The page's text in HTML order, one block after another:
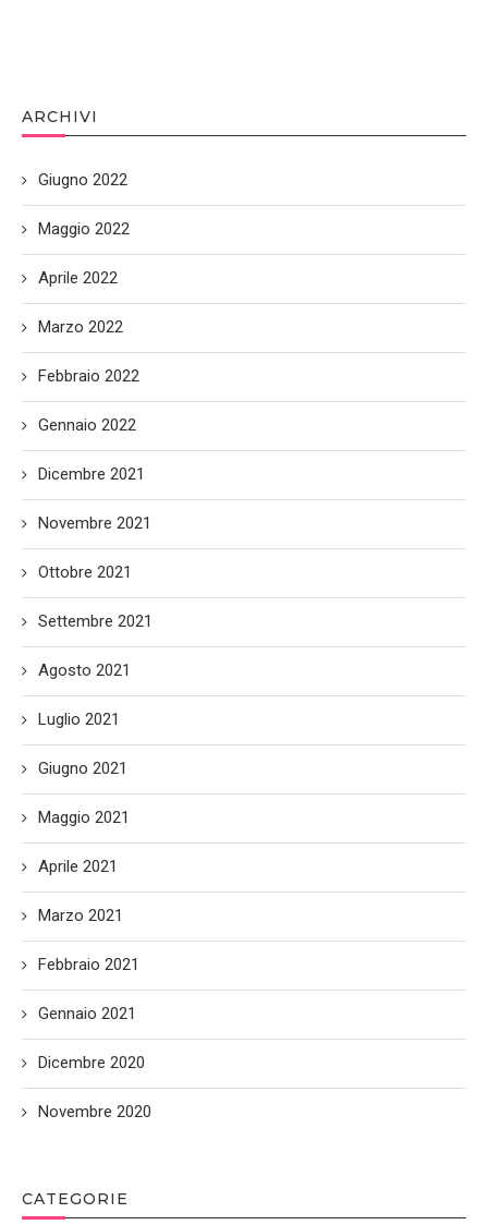
ARCHIVI
Giugno 2022
Maggio 2022
Aprile 2022
Marzo 2022
Febbraio 2022
Gennaio 2022
Dicembre 2021
Novembre 2021
Ottobre 2021
Settembre 2021
Agosto 2021
Luglio 2021
Giugno 2021
Maggio 2021
Aprile 2021
Marzo 2021
Febbraio 2021
Gennaio 2021
Dicembre 2020
Novembre 2020
CATEGORIE